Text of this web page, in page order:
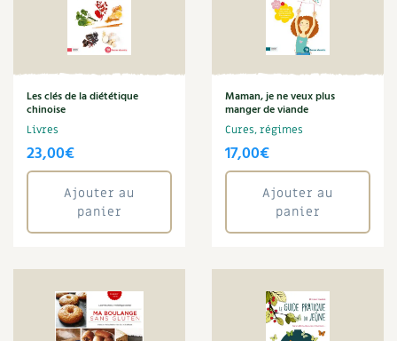
Société et alternatives
Vivre l’écologie
Protéger la nature
Autonomie
Enfants
Actions pour la planète
Archives
Les clés de la diététique
chinoise
Livres
23,00€
Ajouter au
panier
Maman, je ne veux plus
manger de viande
Cures, régimes
17,00€
Ajouter au
panier